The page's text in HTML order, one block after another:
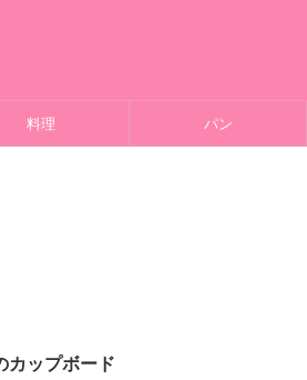
料理 パン
カップボード